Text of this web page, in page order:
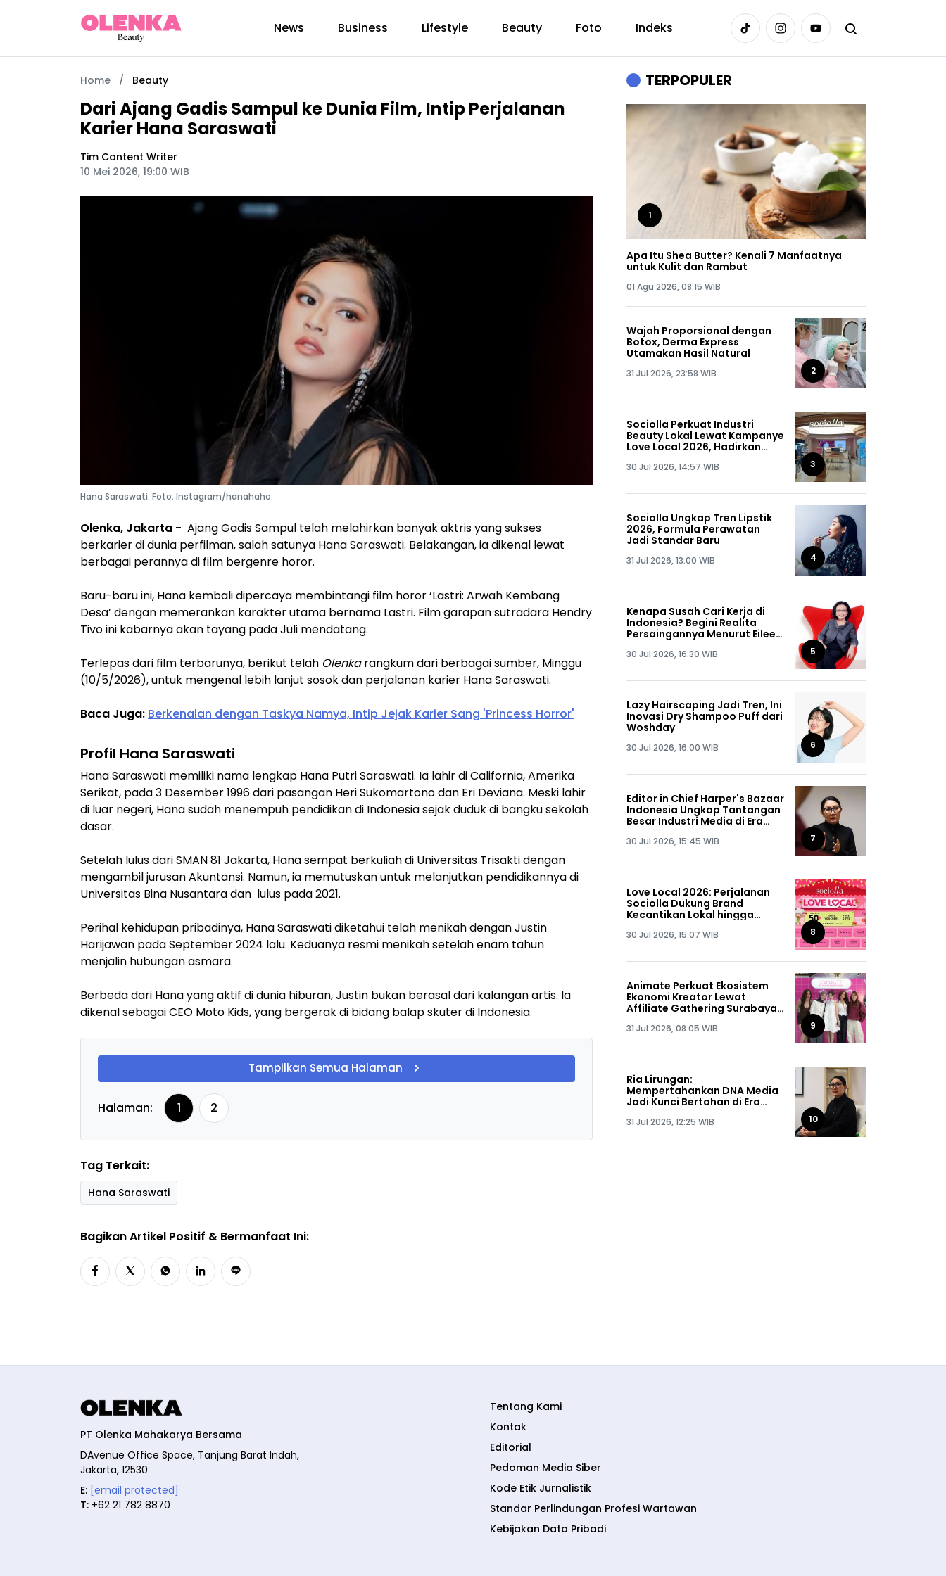
News Business Lifestyle Beauty Foto Indeks
Home / Beauty
Dari Ajang Gadis Sampul ke Dunia Film, Intip Perjalanan
Karier Hana Saraswati
Tim Content Writer
10 Mei 2026, 19:00 WIB
Hana Saraswati. Foto: Instagram/hanahaho.
Olenka, Jakarta - Ajang Gadis Sampul telah melahirkan banyak aktris yang sukses
berkarier di dunia perfilman, salah satunya Hana Saraswati. Belakangan, ia dikenal lewat
berbagai perannya di film bergenre horor.
Baru-baru ini, Hana kembali dipercaya membintangi film horor ‘Lastri: Arwah Kembang
Desa’ dengan memerankan karakter utama bernama Lastri. Film garapan sutradara Hendry
Tivo ini kabarnya akan tayang pada Juli mendatang.
Terlepas dari film terbarunya, berikut telah Olenkarangkum dari berbagai sumber, Minggu
(10/5/2026), untuk mengenal lebih lanjut sosok dan perjalanan karier Hana Saraswati.
Baca Juga: Berkenalan dengan Taskya Namya, Intip Jejak Karier Sang 'Princess Horror'
Profil Hana Saraswati
Hana Saraswati memiliki nama lengkap Hana Putri Saraswati. Ia lahir di California, Amerika
Serikat, pada 3 Desember 1996 dari pasangan Heri Sukomartono dan Eri Deviana. Meski lahir
di luar negeri, Hana sudah menempuh pendidikan di Indonesia sejak duduk di bangku sekolah
dasar.
Setelah lulus dari SMAN 81 Jakarta, Hana sempat berkuliah di Universitas Trisakti dengan
mengambil jurusan Akuntansi. Namun, ia memutuskan untuk melanjutkan pendidikannya di
Universitas Bina Nusantara dan lulus pada 2021.
Perihal kehidupan pribadinya, Hana Saraswati diketahui telah menikah dengan Justin
Harijawan pada September 2024 lalu. Keduanya resmi menikah setelah enam tahun
menjalin hubungan asmara.
Berbeda dari Hana yang aktif di dunia hiburan, Justin bukan berasal dari kalangan artis. Ia
dikenal sebagai CEO Moto Kids, yang bergerak di bidang balap skuter di Indonesia.
Tampilkan Semua Halaman
Halaman: 1 2
Tag Terkait:
Hana Saraswati
Bagikan Artikel Positif & Bermanfaat Ini:
TERPOPULER
1
Apa Itu Shea Butter? Kenali 7 Manfaatnya
untuk Kulit dan Rambut
01 Agu 2026, 08:15 WIB
Wajah Proporsional dengan
Botox, Derma Express
Utamakan Hasil Natural
31 Jul 2026, 23:58 WIB 2
Sociolla Perkuat Industri
Beauty Lokal Lewat Kampanye
Love Local 2026, Hadirkan
30 Jul 2026, 14:57 WIB 3
Sociolla Ungkap Tren Lipstik
2026, Formula Perawatan
Jadi Standar Baru
31 Jul 2026, 13:00 WIB 4
Kenapa Susah Cari Kerja di
Indonesia? Begini Realita
Persaingannya Menurut Eileen
30 Jul 2026, 16:30 WIB 5
Lazy Hairscaping Jadi Tren, Ini
Inovasi Dry Shampoo Puff dari
Woshday
30 Jul 2026, 16:00 WIB 6
Editor in Chief Harper's Bazaar
Indonesia Ungkap Tantangan
Besar Industri Media di Era
30 Jul 2026, 15:45 WIB 7
Love Local 2026: Perjalanan
Sociolla Dukung Brand
Kecantikan Lokal hingga
30 Jul 2026, 15:07 WIB 8
Animate Perkuat Ekosistem
Ekonomi Kreator Lewat
Affiliate Gathering Surabaya
31 Jul 2026, 08:05 WIB 9
Ria Lirungan:
Mempertahankan DNA Media
Jadi Kunci Bertahan di Era
31 Jul 2026, 12:25 WIB 10
PT Olenka Mahakarya Bersama
DAvenue Office Space, Tanjung Barat Indah,
Jakarta, 12530
E: [email protected]
T: +62 21 782 8870
Tentang Kami
Kontak
Editorial
Pedoman Media Siber
Kode Etik Jurnalistik
Standar Perlindungan Profesi Wartawan
Kebijakan Data Pribadi